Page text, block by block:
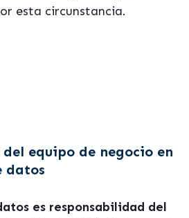
esta circunstancia.
equipo de negocio en
datos
es responsabilidad del